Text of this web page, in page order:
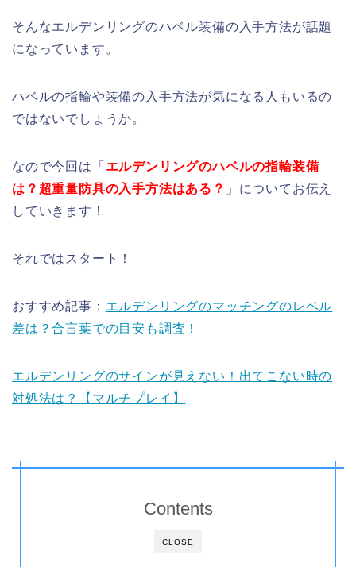
そんなエルデンリングのハベル装備の入手方法が話題
になっています。
ハベルの指輪や装備の入手方法が気になる人もいるの
ではないでしょうか。
なので今回は「 エルデンリングのハベルの指輪装備
は？超重量防具の入手方法はある？ 」についてお伝え
していきます！
それではスタート！
おすすめ記事： エルデンリングのマッチングのレベル
差は？合言葉での目安も調査！
エルデンリングのサインが見えない！出てこない時の
対処法は？【マルチプレイ】
CLOSE
Contents